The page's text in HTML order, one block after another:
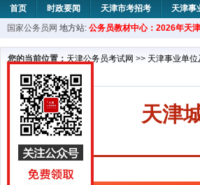
首页 时政要闻 天津市考招考 天津事
教材中心
国家公务员网 地方站: 公务员教材中心：2026年天
您的当前位置： 天津公务员考试网 >> 天津事业单
天津